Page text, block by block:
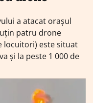
a atacat orașul
patru drone
locuitori) este situat
și la peste 1 000 de